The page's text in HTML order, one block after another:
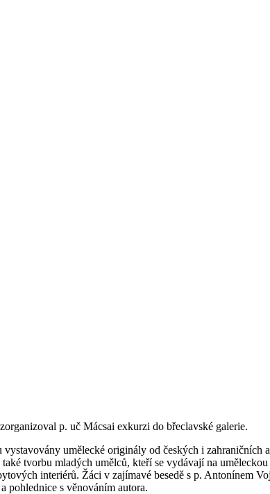
p. uč Mácsai exkurzi do břeclavské galerie.
umělecké originály od českých i zahraničních
tvorbu mladých umělců, kteří se vydávají na
interiérů. Žáci v zajímavé besedě s p. Antonínem
pohlednice s věnováním autora.